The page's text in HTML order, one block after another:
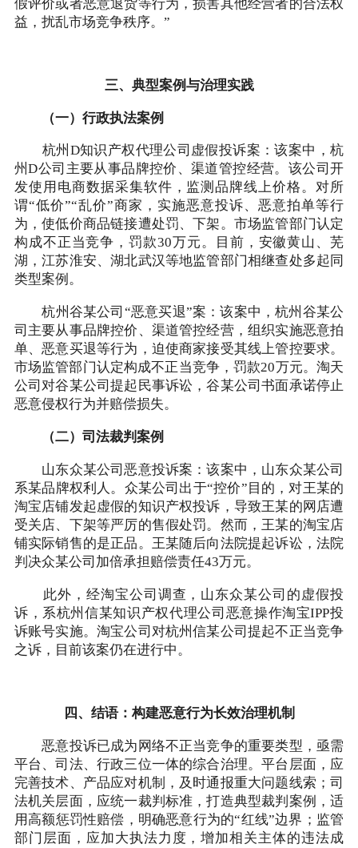
假评价或者恶意退货等行为，损害其他经营者的合法权
益，扰乱市场竞争秩序。”
三、典型案例与治理实践
（一）行政执法案例
杭州D知识产权代理公司虚假投诉案：该案中，杭
州D公司主要从事品牌控价、渠道管控经营。该公司开
发使用电商数据采集软件，监测品牌线上价格。对所
谓“低价”“乱价”商家，实施恶意投诉、恶意拍单等行
为，使低价商品链接遭处罚、下架。市场监管部门认定
构成不正当竞争，罚款30万元。目前，安徽黄山、芜
湖，江苏淮安、湖北武汉等地监管部门相继查处多起同
类型案例。
杭州谷某公司“恶意买退”案：该案中，杭州谷某公
司主要从事品牌控价、渠道管控经营，组织实施恶意拍
单、恶意买退等行为，迫使商家接受其线上管控要求。
市场监管部门认定构成不正当竞争，罚款20万元。淘天
公司对谷某公司提起民事诉讼，谷某公司书面承诺停止
恶意侵权行为并赔偿损失。
（二）司法裁判案例
山东众某公司恶意投诉案：该案中，山东众某公司
系某品牌权利人。众某公司出于“控价”目的，对王某的
淘宝店铺发起虚假的知识产权投诉，导致王某的网店遭
受关店、下架等严厉的售假处罚。然而，王某的淘宝店
铺实际销售的是正品。王某随后向法院提起诉讼，法院
判决众某公司加倍承担赔偿责任43万元。
此外，经淘宝公司调查，山东众某公司的虚假投
诉，系杭州信某知识产权代理公司恶意操作淘宝IPP投
诉账号实施。淘宝公司对杭州信某公司提起不正当竞争
之诉，目前该案仍在进行中。
四、结语：构建恶意行为长效治理机制
恶意投诉已成为网络不正当竞争的重要类型，亟需
平台、司法、行政三位一体的综合治理。平台层面，应
完善技术、产品应对机制，及时通报重大问题线索；司
法机关层面，应统一裁判标准，打造典型裁判案例，适
用高额惩罚性赔偿，明确恶意行为的“红线”边界；监管
部门层面，应加大执法力度，增加相关主体的违法成